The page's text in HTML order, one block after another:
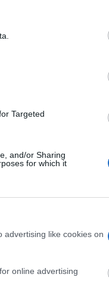
Targeted
and/or Sharing
for which it
advertising like cookies on
online advertising